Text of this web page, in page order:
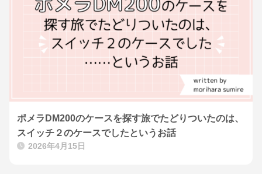
ポメラDM200のケースを探す旅でたどりついたのは、
スイッチ２のケースでしたというお話
2026年4月15日